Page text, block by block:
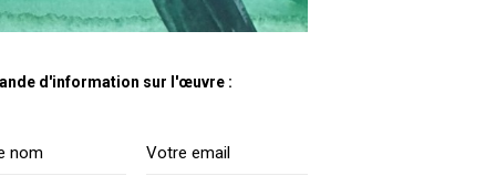
d'information sur l'œuvre :